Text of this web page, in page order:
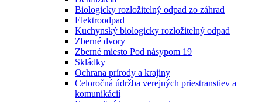
Biologicky rozložitelný odpad zo záhrad
Elektroodpad
Kuchynský biologicky rozložitelný odpad
Zberné dvory
Zberné miesto Pod násypom 19
Skládky
Ochrana prírody a krajiny
Celoročná údržba verejných priestranstiev a
komunikácií